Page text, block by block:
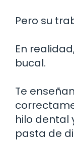
Pero su
En
bucal.
Te
hilo dental
pasta de